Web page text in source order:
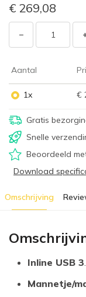
€ 269,08
−
Aantal
1x €
Gratis
Snelle
Beoordeeld
Download
Omschrijving
Inline USB 3
Mannetje/